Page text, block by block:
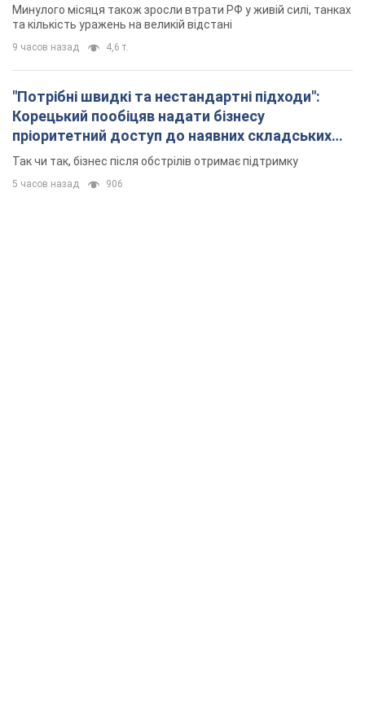
Минулого місяця також зросли втрати РФ у живій силі, танках
та кількість уражень на великій відстані
9 часов назад 4,6 т.
"Потрібні швидкі та нестандартні підходи":
Корецький пообіцяв надати бізнесу
пріоритетний доступ до наявних складських
приміщень
Так чи так, бізнес після обстрілів отримає підтримку
5 часов назад 906